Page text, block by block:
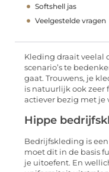
Softshell jas
Veelgestelde vragen
Kleding draait veelal
scenario’s te
gaat. Trouwens, je
is natuurlijk ook zeer
actiever bezig met je
Hippe
Bedrijfskleding is
moet dit in de basis
je uitoefent. En